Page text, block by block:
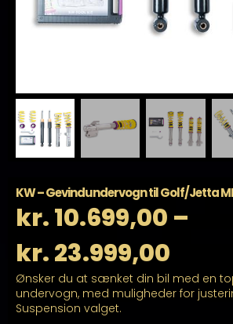
KW – Gevindundervogn til Golf/Jetta
kr.10.699,00 –
kr.23.999,00
kr.
Ønsker du at sænket din bil med en
undervogn, med muligheder for
Suspension valget.